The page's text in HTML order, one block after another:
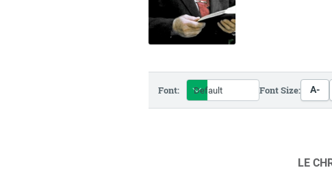
Font: Font Size: A-
LE